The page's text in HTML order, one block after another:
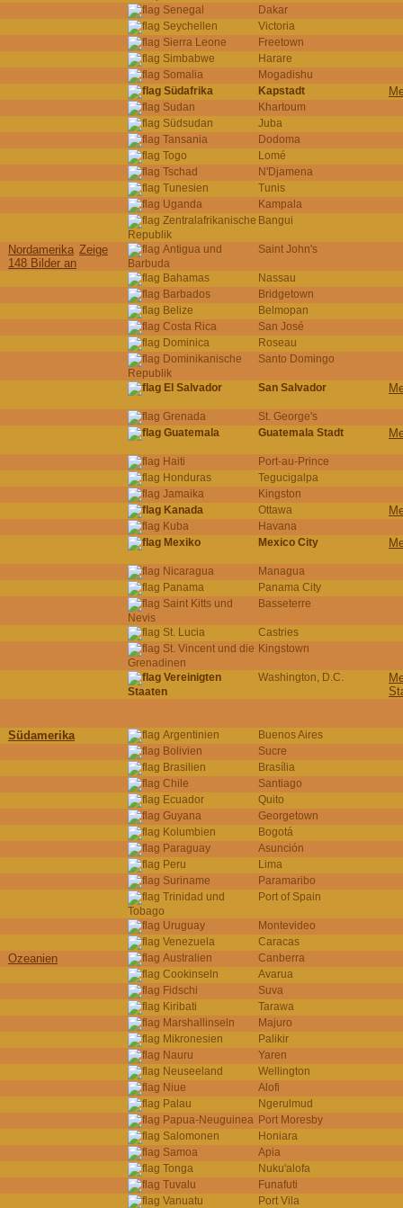
Senegal
Dakar
Seychellen
Victoria
Sierra Leone
Freetown
Simbabwe
Harare
Somalia
Mogadishu
Südafrika
Kapstadt
Sudan
Khartoum
Südsudan
Juba
Tansania
Dodoma
Togo
Lomé
Tschad
N'Djamena
Tunesien
Tunis
Uganda
Kampala
Zentralafrikanische
Republik
Bangui
Nordamerika Zeige
148 Bilder an
Antigua und
Barbuda
Saint John's
Bahamas
Nassau
Barbados
Bridgetown
Belize
Belmopan
Costa Rica
San José
Dominica
Roseau
Dominikanische
Republik
Santo Domingo
El Salvador San Salvador
Grenada
St. George's
Guatemala
Guatemala Stadt
Haiti
Port-au-Prince
Honduras
Tegucigalpa
Jamaika
Kingston
Kanada
Ottawa
Kuba
Havana
Mexiko
Mexico City
Nicaragua
Managua
Panama
Panama City
Saint Kitts und
Nevis
Basseterre
St. Lucia
Castries
St. Vincent und die
Grenadinen
Kingstown
Vereinigten
Staaten
Washington, D.C.
Südamerika Argentinien
Buenos Aires
Bolivien
Sucre
Brasilien
Brasília
Chile
Santiago
Ecuador
Quito
Guyana
Georgetown
Kolumbien
Bogotá
Paraguay
Asunción
Peru
Lima
Suriname
Paramaribo
Trinidad und
Tobago
Port of Spain
Uruguay
Montevideo
Venezuela
Caracas
Ozeanien Australien
Canberra
Cookinseln
Avarua
Fidschi
Suva
Kiribati
Tarawa
Marshallinseln
Majuro
Mikronesien
Palikir
Nauru
Yaren
Neuseeland
Wellington
Niue
Alofi
Palau
Ngerulmud
Papua-Neuguinea Port Moresby
Salomonen
Honiara
Samoa
Apia
Tonga
Nuku'alofa
Tuvalu
Funafuti
Vanuatu
Port Vila